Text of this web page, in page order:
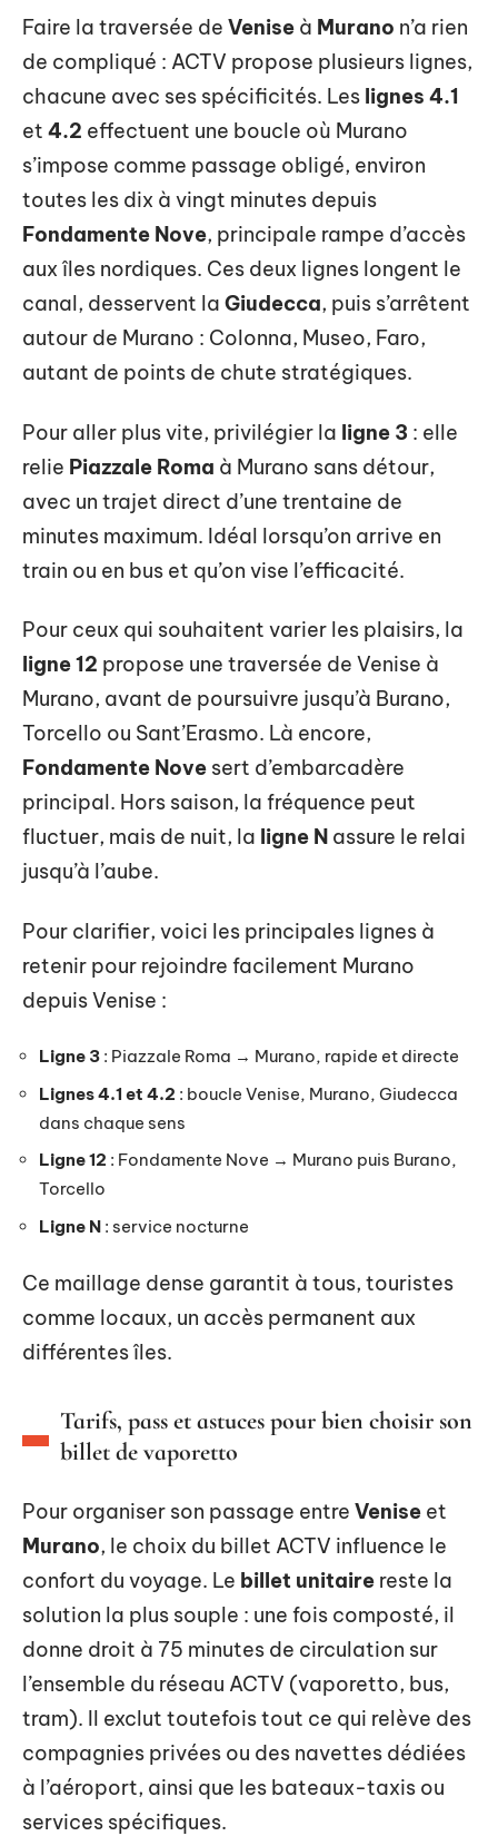
Faire la traversée de Venise à Murano n’a rien
de compliqué : ACTV propose plusieurs lignes,
chacune avec ses spécificités. Les lignes 4.1
et 4.2 effectuent une boucle où Murano
s’impose comme passage obligé, environ
toutes les dix à vingt minutes depuis
Fondamente Nove, principale rampe d’accès
aux îles nordiques. Ces deux lignes longent le
canal, desservent la Giudecca, puis s’arrêtent
autour de Murano : Colonna, Museo, Faro,
autant de points de chute stratégiques.
Pour aller plus vite, privilégier la ligne 3 : elle
relie Piazzale Roma à Murano sans détour,
avec un trajet direct d’une trentaine de
minutes maximum. Idéal lorsqu’on arrive en
train ou en bus et qu’on vise l’efficacité.
Pour ceux qui souhaitent varier les plaisirs, la
ligne 12 propose une traversée de Venise à
Murano, avant de poursuivre jusqu’à Burano,
Torcello ou Sant’Erasmo. Là encore,
Fondamente Nove sert d’embarcadère
principal. Hors saison, la fréquence peut
fluctuer, mais de nuit, la ligne N assure le relai
jusqu’à l’aube.
Pour clarifier, voici les principales lignes à
retenir pour rejoindre facilement Murano
depuis Venise :
Ligne 3 : Piazzale Roma → Murano, rapide et directe
Lignes 4.1 et 4.2 : boucle Venise, Murano, Giudecca
dans chaque sens
Ligne 12 : Fondamente Nove → Murano puis Burano,
Torcello
Ligne N : service nocturne
Ce maillage dense garantit à tous, touristes
comme locaux, un accès permanent aux
différentes îles.
Tarifs, pass et astuces pour bien choisir son
billet de vaporetto
Pour organiser son passage entre Venise et
Murano, le choix du billet ACTV influence le
confort du voyage. Le billet unitaire reste la
solution la plus souple : une fois composté, il
donne droit à 75 minutes de circulation sur
l’ensemble du réseau ACTV (vaporetto, bus,
tram). Il exclut toutefois tout ce qui relève des
compagnies privées ou des navettes dédiées
à l’aéroport, ainsi que les bateaux-taxis ou
services spécifiques.